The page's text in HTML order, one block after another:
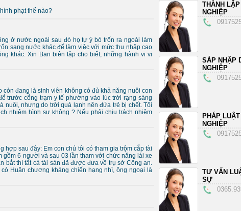
phạt thế nào?
ở nước ngoài sau đó họ tự ý bỏ trốn ra ngoài làm
sang nước khác để làm việc với mức thu nhập cao
khác. Xin Ban biên tập cho biết, những hành vi vi
đang là sinh viên không có đủ khả năng nuôi con
trước cổng trạm y tế phường vào lúc trời rạng sáng
nuôi, nhưng do trời quá lạnh nên đứa trẻ bị chết. Tôi
nhiệm hình sự không ? Nếu phải chịu trách nhiệm
sau đây: Em con chú tôi có tham gia trộm cắp tài
6 người và sau 03 lần tham với chức năng lái xe
bắt thì tất cả tài sản đã được đưa về trụ sở Công an.
Huân chương kháng chiến hạng nhì, ông ngoại là
THÀNH LẬP
NGHIỆP
SÁP NHẬP
NGHIỆP
PHÁP LUẬT
NGHIỆP
TƯ VẤN
SỰ